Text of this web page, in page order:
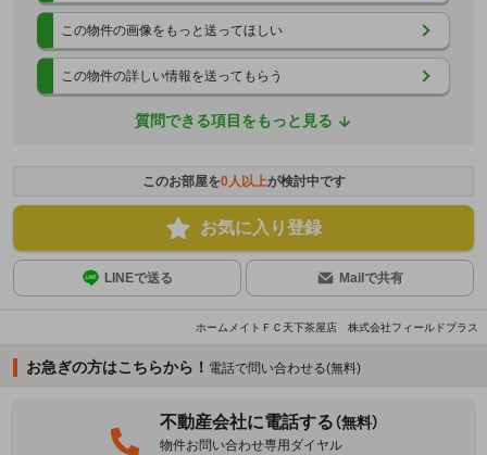
この物件の画像をもっと送ってほしい
この物件の詳しい情報を送ってもらう
質問できる項目をもっと見る
このお部屋を0人以上が検討中です
お気に入り登録
LINEで送る Mailで共有
ホームメイトＦＣ天下茶屋店 株式会社フィールドプラス
お急ぎの方はこちらから！ 電話で問い合わせる(無料)
不動産会社に電話する（無料）
物件お問い合わせ専用ダイヤル